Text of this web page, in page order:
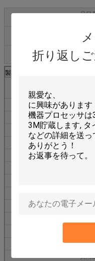
折り返し
品目
製品特質
EU
ECCN （米
記憶タ
クロック周
記憶インターフェ
電圧-
実用